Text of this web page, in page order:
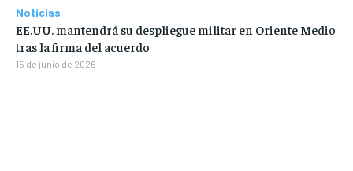
Noticias
EE.UU. mantendrá su despliegue militar en Oriente Medio
tras la firma del acuerdo
15 de junio de 2026